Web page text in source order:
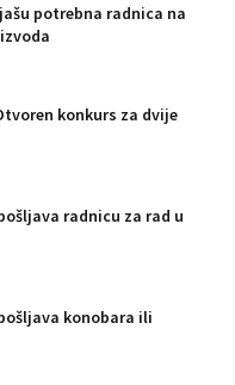
potrebna radnica na
konkurs za dvije
radnicu za rad u
konobara ili